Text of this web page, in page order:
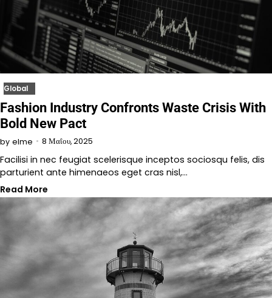
Global
Fashion Industry Confronts Waste Crisis With
Bold New Pact
by elme 8 Μαΐου, 2025
Facilisi in nec feugiat scelerisque inceptos sociosqu felis, dis
parturient ante himenaeos eget cras nisl,…
Read More